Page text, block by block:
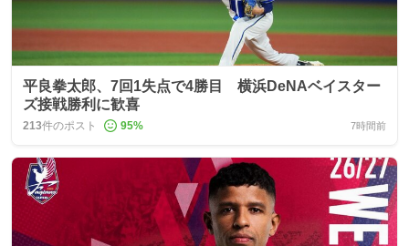
平良拳太郎、7回1失点で4勝目 横浜DeNAベイスター
ズ接戦勝利に歓喜
213件のポスト 95% 7時間前